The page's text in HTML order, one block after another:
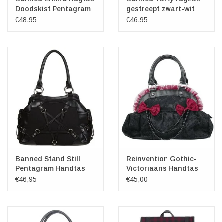
Doodskist Pentagram
€48,95
gestreept zwart-wit
€46,95
Banned Stand Still
Pentagram Handtas
€46,95
Reinvention Gothic-
Victoriaans Handtas
€45,00